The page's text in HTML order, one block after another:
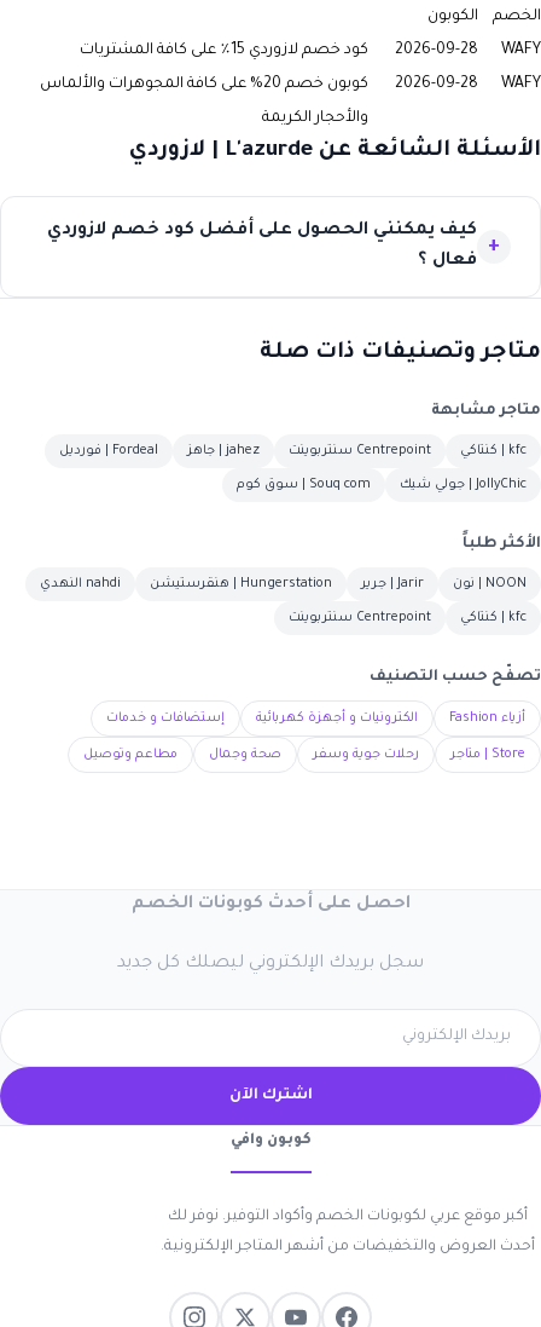
الخصم
الكوبون
WAFY
2026-09-28
كود خصم لازوردي 15٪ على كافة المشتريات
WAFY
2026-09-28
كوبون خصم 20% على كافة المجوهرات والألماس
والأحجار الكريمة
الأسئلة الشائعة عن L'azurde | لازوردي
كيف يمكنني الحصول على أفضل كود خصم لازوردي
فعال ؟
متاجر وتصنيفات ذات صلة
متاجر مشابهة
kfc | كنتاكي Centrepoint سنتربوينت jahez | جاهز Fordeal | فورديل
JollyChic | جولي شيك Souq com | سوق كوم
الأكثر طلباً
NOON | نون Jarir | جرير Hungerstation | هنقرستيشن nahdi النهدي
kfc | كنتاكي Centrepoint سنتربوينت
تصفّح حسب التصنيف
أزياء Fashion الكترونيات و أجهزة كهربائية إستضافات و خدمات
Store | متاجر رحلات جوية وسفر صحة وجمال مطاعم وتوصيل
احصل على أحدث كوبونات الخصم
سجل بريدك الإلكتروني ليصلك كل جديد
اشترك الآن
كوبون وافي
أكبر موقع عربي لكوبونات الخصم وأكواد التوفير. نوفر لك
أحدث العروض والتخفيضات من أشهر المتاجر الإلكترونية.